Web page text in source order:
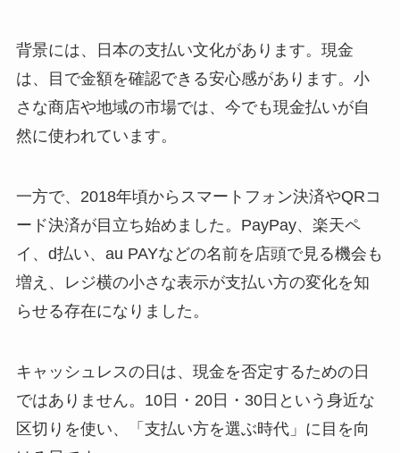
背景には、日本の支払い文化があります。現金
は、目で金額を確認できる安心感があります。小
さな商店や地域の市場では、今でも現金払いが自
然に使われています。
一方で、2018年頃からスマートフォン決済やQRコ
ード決済が目立ち始めました。PayPay、楽天ペ
イ、d払い、au PAYなどの名前を店頭で見る機会も
増え、レジ横の小さな表示が支払い方の変化を知
らせる存在になりました。
キャッシュレスの日は、現金を否定するための日
ではありません。10日・20日・30日という身近な
区切りを使い、「支払い方を選ぶ時代」に目を向